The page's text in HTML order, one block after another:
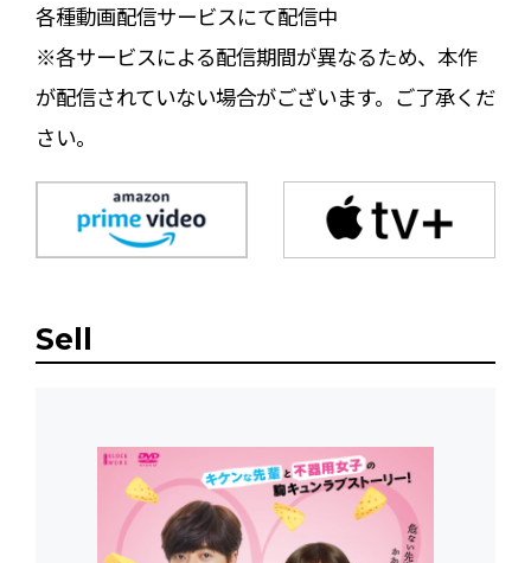
各種動画配信サービスにて配信中
※各サービスによる配信期間が異なるため、本作
が配信されていない場合がございます。ご了承くだ
さい。
Sell